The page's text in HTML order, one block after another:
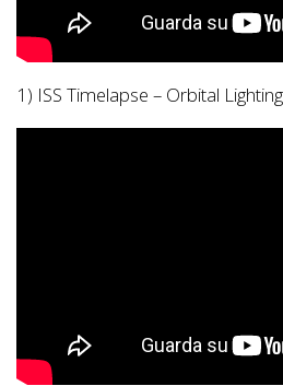
1) ISS Timelapse – Orbital